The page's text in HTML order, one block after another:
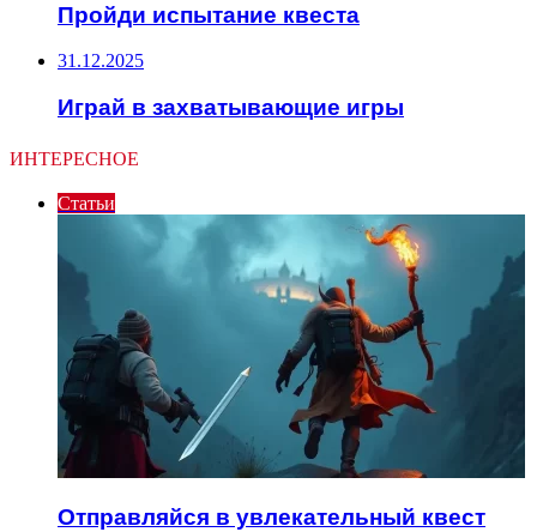
Пройди испытание квеста
31.12.2025
Играй в захватывающие игры
ИНТЕРЕСНОЕ
Статьи
Отправляйся в увлекательный квест